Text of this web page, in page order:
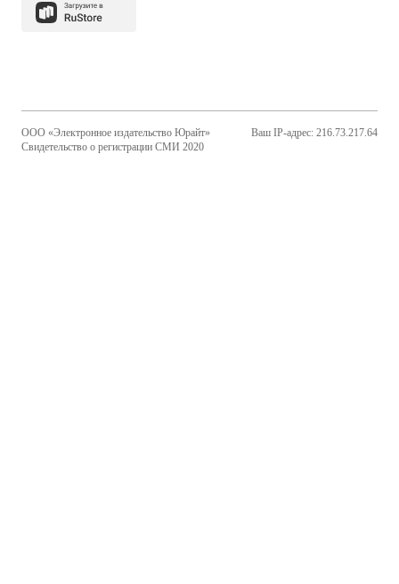
ООО «Электронное издательство Юрайт»
Свидетельство о регистрации СМИ 2020
Ваш IP-адрес: 216.73.217.64